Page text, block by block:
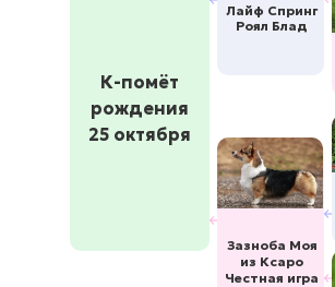
Лайф Спринг
Роял Блад
Зазноба Моя
из Ксаро
Честная игра
К-помёт
рождения
25 октября